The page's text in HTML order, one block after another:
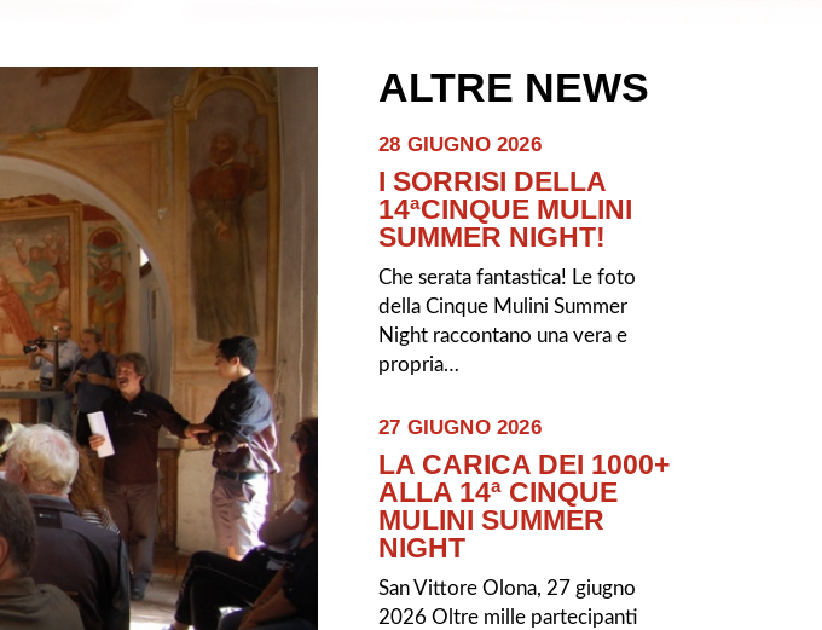
ALTRE NEWS
28 GIUGNO 2026
I SORRISI DELLA
14ªCINQUE MULINI
SUMMER NIGHT!
Che serata fantastica! Le foto
della Cinque Mulini Summer
Night raccontano una vera e
propria…
27 GIUGNO 2026
LA CARICA DEI 1000+
ALLA 14ª CINQUE
MULINI SUMMER
NIGHT
San Vittore Olona, 27 giugno
2026 Oltre mille partecipanti